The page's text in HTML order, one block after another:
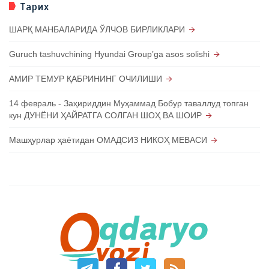
Тарих
ШАРҚ МАНБАЛАРИДА ЎЛЧОВ БИРЛИКЛАРИ
Guruch tashuvchining Hyundai Groupʼga asos solishi
АМИР ТЕМУР ҚАБРИНИНГ ОЧИЛИШИ
14 февраль - Заҳириддин Муҳаммад Бобур таваллуд топган
кун ДУНЁНИ ҲАЙРАТГА СОЛГАН ШОҲ ВА ШОИР
Машҳурлар ҳаётидан ОМАДСИЗ НИКОҲ МЕВАСИ